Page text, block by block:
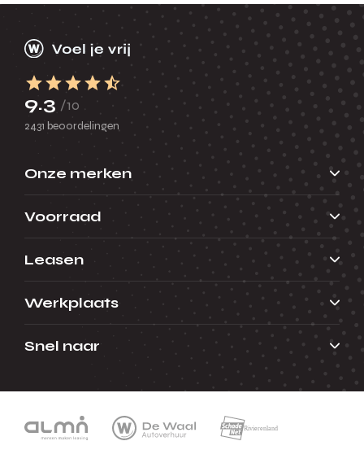
9.3 /10
2431 beoordelingen
Onze merken
Voorraad
Leasen
Werkplaats
Snel naar